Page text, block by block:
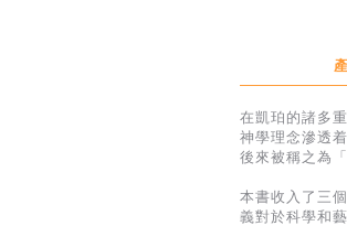
在凱珀的諸多
神學理念滲透
後來被稱之為
本書收入了三
義對於科學和